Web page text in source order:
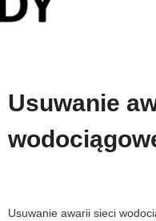
Usuwanie
Usuwanie awarii sieci